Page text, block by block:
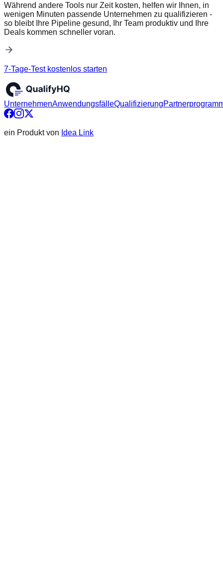
Während andere Tools nur Zeit kosten, helfen wir Ihnen, in
wenigen Minuten passende Unternehmen zu qualifizieren -
so bleibt Ihre Pipeline gesund, Ihr Team produktiv und Ihre
Deals kommen schneller voran.
7-Tage-Test kostenlos starten
UnternehmenAnwendungsfälleQualifizierung
ein Produkt von Idea Link